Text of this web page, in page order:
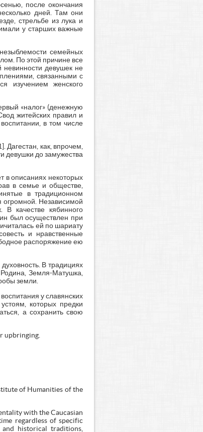
после окончания
дней. Там они
стрельбе из лука и
у старших важные
семейных
По этой причине все
невинности девушек не
связанными с
изучением женского
«налог» (денежную
житейских правил и
в том числе
как, впрочем,
девушки до замужества
в описаниях некоторых
в семье и обществе,
в традиционном
огромной. Независимой
качестве кябинного
был осуществлен при
ей по шариату
и нравственные
распоряжение ею
В традициях
Земля-Матушка,
земли.
у славянских
которых предки
а сохранить свою
upbringing.
of Humanities of the
with the Caucasian
regardless of specific
historical traditions,